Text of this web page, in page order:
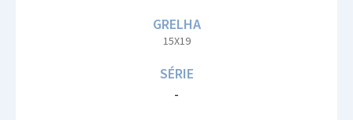
GRELHA
15X19
SÉRIE
-